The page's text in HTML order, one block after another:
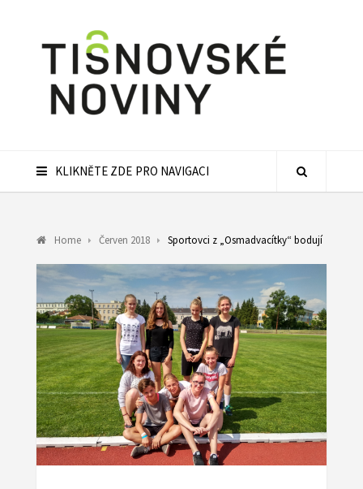
KLIKNĚTE ZDE PRO NAVIGACI
Home Červen 2018 Sportovci z „Osmadvacítky“ bodují